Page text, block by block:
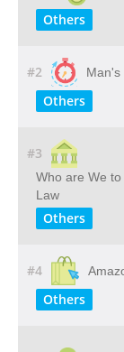
Others
#2 Man's
Others
#3
Who​ ​are​ ​We​
Law
Others
#4
Others